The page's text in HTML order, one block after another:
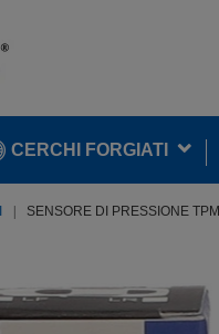
CERCHI FORGIATI
SENSORE DI PRESSIONE